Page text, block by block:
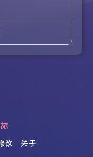
改 关于